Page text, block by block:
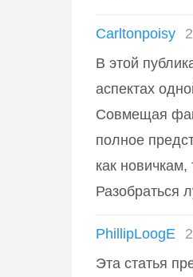
Carltonpoisy
В этой
аспектах
Совмещая
полное
как новичкам,
Разобраться
PhillipLoogE
Эта статья